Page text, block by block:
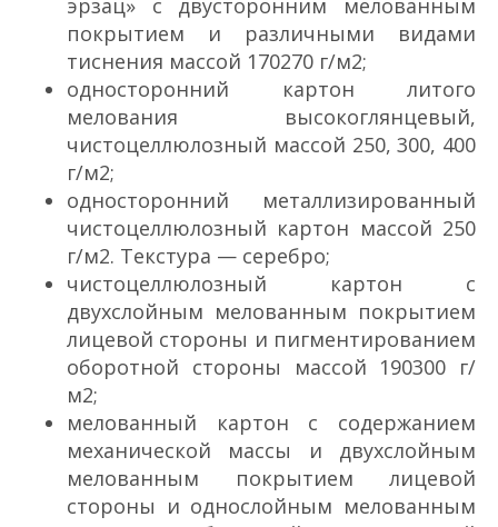
эрзац» с двусторонним мелованным
покрытием и различными видами
тиснения массой 170­270 г/м2;
односторонний картон литого
мелования высокоглянцевый,
чистоцеллюлозный массой 250, 300, 400
г/м2;
односторонний металлизированный
чистоцеллюлозный картон массой 250
г/м2. Текстура — серебро;
чистоцеллюлозный картон с
двухслойным мелованным покрытием
лицевой стороны и пигментированием
оборотной стороны массой 190­300 г/
м2;
мелованный картон с содержанием
механической массы и двухслойным
мелованным покрытием лицевой
стороны и однослойным мелованным